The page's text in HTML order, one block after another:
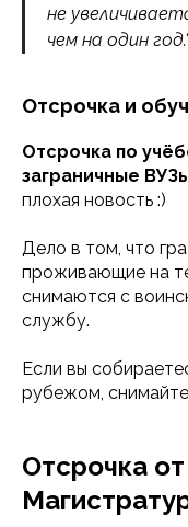
не
чем на один
Отсрочка и
Отсрочка по
заграничные
плохая новость :)
Дело в том, что
проживающие на
снимаются с
службу.
Если вы
рубежом,
Отсрочка